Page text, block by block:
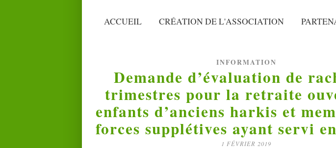
ACCUEIL CRÉATION DE L'ASSOCIATION
INFORMATION
Demande d’évaluation de
trimestres pour la retraite
enfants d’anciens harkis et
forces supplétives ayant servi
1 FÉVRIER 2019